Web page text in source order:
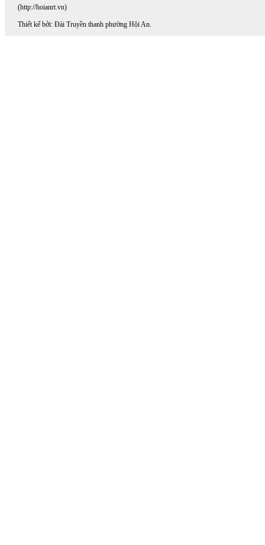
(http://hoianrt.vn)
Thiết kế bởi: Đài Truyền thanh phường Hội An.